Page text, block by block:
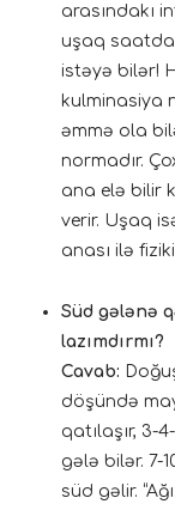
arasındakı
uşaq saatda
istəyə bilər!
kulminasiya
əmmə ola
normadır.
ana elə bilir
verir. Uşaq
anası ilə
Süd gələnə
lazımdırmı?
Cavab:
döşündə
qatılaşır, 3-
gələ bilər. 7-
süd gəlir.